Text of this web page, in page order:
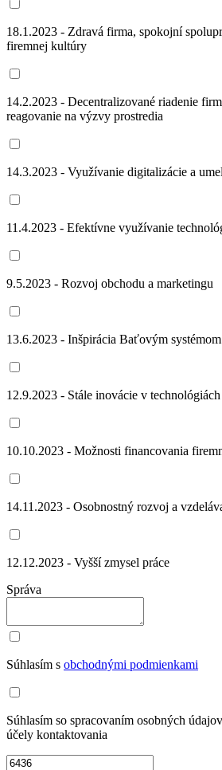
18.1.2023 - Zdravá firma, spokojní
firemnej kultúry
14.2.2023 - Decentralizované riadenie
reagovanie na výzvy prostredia
14.3.2023 - Využívanie digitalizácie a
11.4.2023 - Efektívne využívanie
9.5.2023 - Rozvoj obchodu a marketingu
13.6.2023 - Inšpirácia Baťovým
12.9.2023 - Stále inovácie v technológiách
10.10.2023 - Možnosti financovania
14.11.2023 - Osobnostný rozvoj a
12.12.2023 - Vyšší zmysel práce
Správa
Súhlasím s obchodnými podmienkami
Súhlasím so spracovaním osobných údajov
účely kontaktovania